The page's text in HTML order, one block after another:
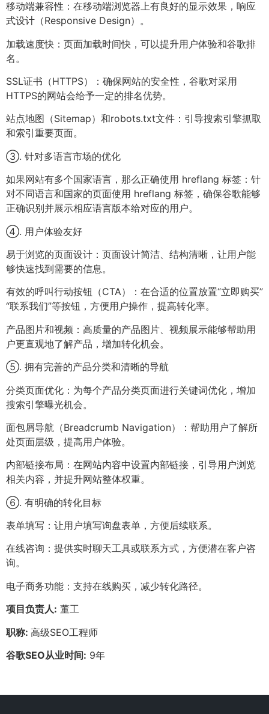
移动端兼容性：在移动端浏览器上有良好的显示效果，响应
式设计（Responsive Design）。
加载速度快：页面加载时间快，可以提升用户体验和谷歌排
名。
SSL证书（HTTPS）：确保网站的安全性，谷歌对采用
HTTPS的网站会给予一定的排名优势。
站点地图（Sitemap）和robots.txt文件：引导搜索引擎抓取
和索引重要页面。
③. 针对多语言市场的优化
如果网站有多个国家语言，那么正确使用 hreflang 标签：针
对不同语言和国家的页面使用 hreflang 标签，确保谷歌能够
正确识别并展示相应语言版本给对应的用户。
④. 用户体验友好
易于浏览的页面设计：页面设计简洁、结构清晰，让用户能
够快速找到需要的信息。
有效的呼叫行动按钮（CTA）：在合适的位置放置“立即购买”
“联系我们”等按钮，方便用户操作，提高转化率。
产品图片和视频：高质量的产品图片、视频展示能够帮助用
户更直观地了解产品，增加转化机会。
⑤. 拥有完善的产品分类和清晰的导航
分类页面优化：为每个产品分类页面进行关键词优化，增加
搜索引擎曝光机会。
面包屑导航（Breadcrumb Navigation）：帮助用户了解所
处页面层级，提高用户体验。
内部链接布局：在网站内容中设置内部链接，引导用户浏览
相关内容，并提升网站整体权重。
⑥. 有明确的转化目标
表单填写：让用户填写询盘表单，方便后续联系。
在线咨询：提供实时聊天工具或联系方式，方便潜在客户咨
询。
电子商务功能：支持在线购买，减少转化路径。
项目负责人: 董工
职称: 高级SEO工程师
谷歌SEO从业时间: 9年